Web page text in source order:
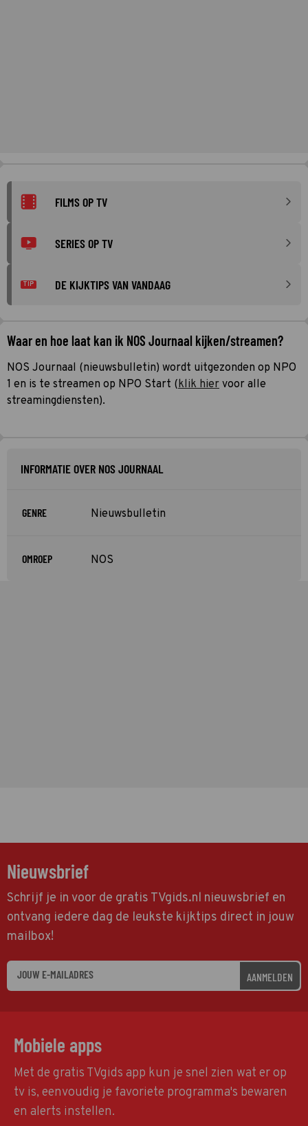
FILMS OP TV
SERIES OP TV
TIP DE KIJKTIPS VAN VANDAAG
Waar en hoe laat kan ik NOS Journaal kijken/streamen?
NOS Journaal (nieuwsbulletin) wordt uitgezonden op NPO
1 en is te streamen op NPO Start (klik hier voor alle
streamingdiensten).
INFORMATIE OVER NOS JOURNAAL
GENRE Nieuwsbulletin
OMROEP NOS
Nieuwsbrief
Schrijf je in voor de gratis TVgids.nl nieuwsbrief en
ontvang iedere dag de leukste kijktips direct in jouw
mailbox!
AANMELDEN
Mobiele apps
Met de gratis TVgids app kun je snel zien wat er op
tv is, eenvoudig je favoriete programma's bewaren
en alerts instellen.